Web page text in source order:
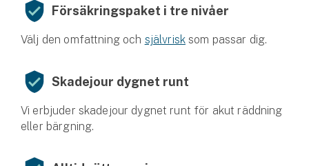
Försäkringspaket i tre nivåer
Välj den omfattning och självrisksom passar dig.
Skadejour dygnet runt
Vi erbjuder skadejour dygnet runt för akut räddning
eller bärgning.